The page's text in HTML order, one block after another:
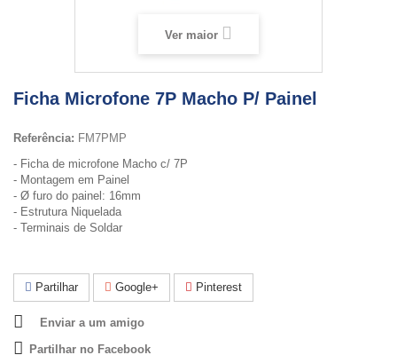
Ver maior
Ficha Microfone 7P Macho P/ Painel
Referência: FM7PMP
- Ficha de microfone Macho c/ 7P
- Montagem em Painel
- Ø furo do painel: 16mm
- Estrutura Niquelada
- Terminais de Soldar
Partilhar Google+ Pinterest
Enviar a um amigo
Partilhar no Facebook